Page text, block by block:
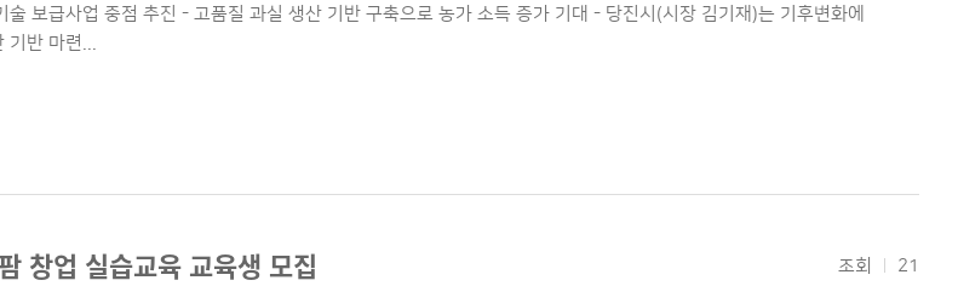
술 보급사업 중점 추진 - 고품질 과실 생산 기반 구축으로 농가 소득 증가 기대 - 당진시(시장 김기재)는 기후변화에
반 마련...
창업 실습교육 교육생 모집 조회 21